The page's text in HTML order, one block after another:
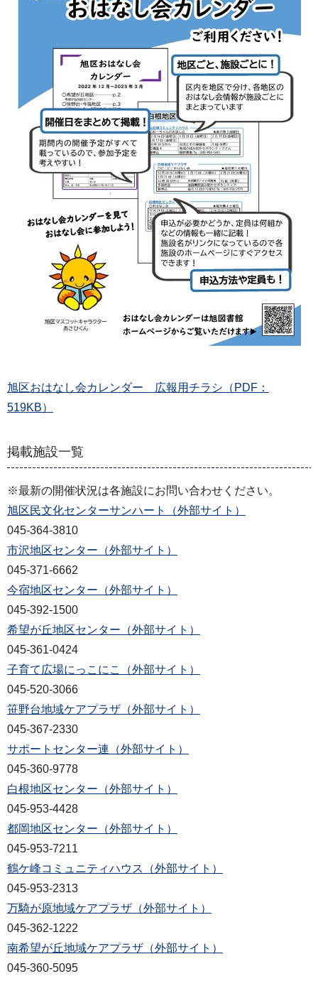
旭区おはなし会カレンダー 広報用チラシ（PDF：
519KB）
掲載施設一覧
※最新の開催状況は各施設にお問い合わせください。
旭区民文化センターサンハート（外部サイト）
045-364-3810
市沢地区センター（外部サイト）
045-371-6662
今宿地区センター（外部サイト）
045-392-1500
希望が丘地区センター（外部サイト）
045-361-0424
子育て広場にっこにこ（外部サイト）
045-520-3066
笹野台地域ケアプラザ（外部サイト）
045-367-2330
サポートセンター連（外部サイト）
045-360-9778
白根地区センター（外部サイト）
045-953-4428
都岡地区センター（外部サイト）
045-953-7211
鶴ケ峰コミュニティハウス（外部サイト）
045-953-2313
万騎が原地域ケアプラザ（外部サイト）
045-362-1222
南希望が丘地域ケアプラザ（外部サイト）
045-360-5095